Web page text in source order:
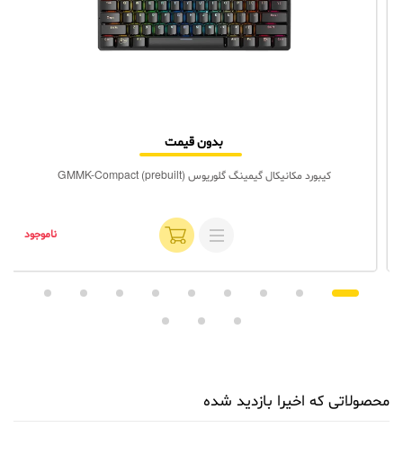
بدون قیمت
کیبورد مکانیکال گیمینگ گلوریوس GMMK-Compact (prebuilt)
ناموجود
محصولاتی که اخیرا بازدید شده